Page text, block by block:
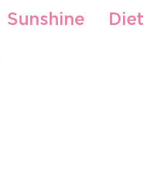
Sunshine Diet